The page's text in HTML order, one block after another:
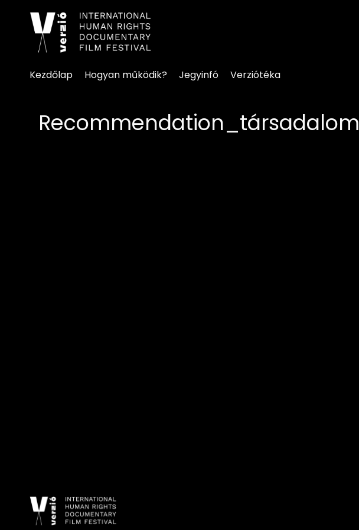
Kisegítő lehetőségek linkek
Kezdőlap Hogyan működik? Jegyinfó Verziótéka
Recommendation_társadalom